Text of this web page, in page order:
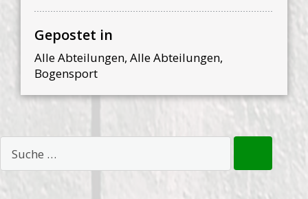
Gepostet in
Alle Abteilungen, Alle Abteilungen,
Bogensport